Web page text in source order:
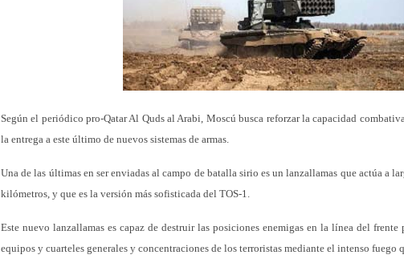
Según el periódico pro-Qatar Al Quds al Arabi, Moscú busca reforzar la capacidad
la entrega a este último de nuevos sistemas de armas.
Una de las últimas en ser enviadas al campo de batalla sirio es un lanzallamas que actúa a
kilómetros, y que es la versión más sofisticada del TOS-1.
Este nuevo lanzallamas es capaz de destruir las posiciones enemigas en la línea del
equipos y cuarteles generales y concentraciones de los terroristas mediante el intenso fuego